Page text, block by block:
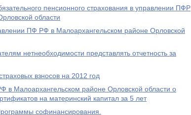
пенсионного страхования в управлении ПФР
области
ПФ РФ в Малоархангельском районе Орловской
нетнеобходимости представлять отчетность за
взносов на 2012 год
Малоархангельском районе Орловской области о
на материнский капитал за 5 лет
софинансирования.